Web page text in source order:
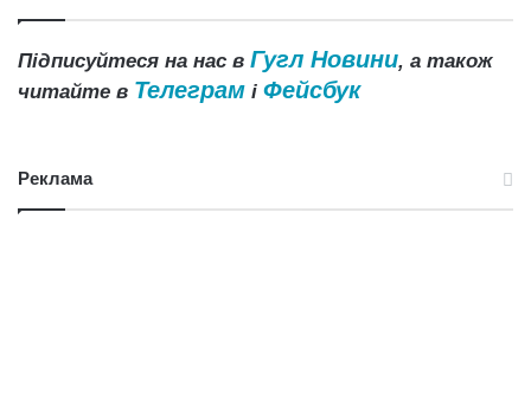
Підписуйтеся на нас в Гугл Новини, а також
читайте в Телеграм і Фейсбук
Реклама